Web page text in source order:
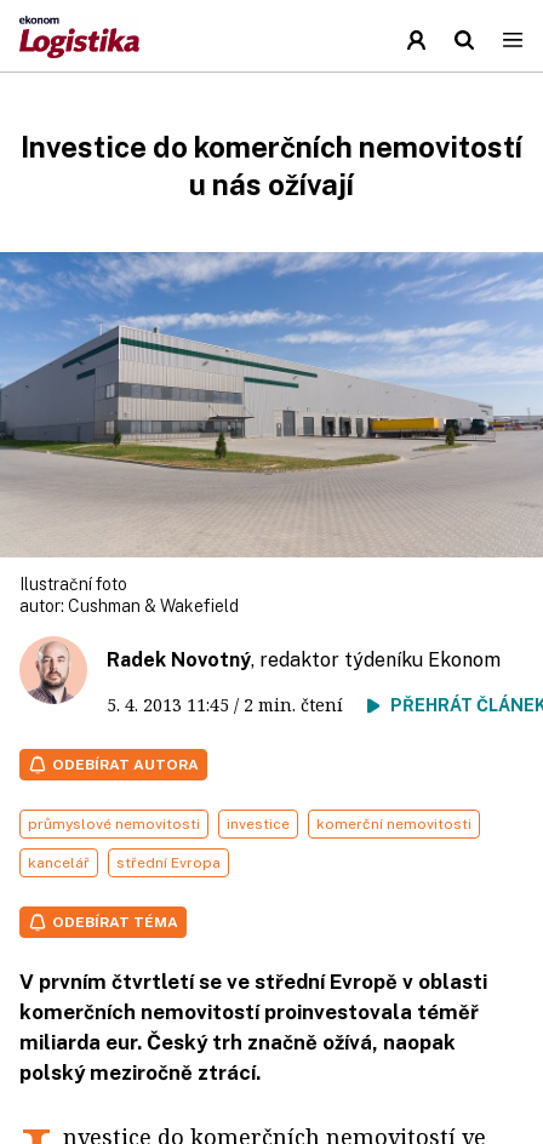
Investice do komerčních nemovitostí
u nás ožívají
Ilustrační foto
autor: Cushman & Wakefield
Radek Novotný, redaktor týdeníku Ekonom
5. 4. 2013 11:45 / 2 min. čtení PŘEHRÁT
ODEBÍRAT AUTORA
průmyslové nemovitosti investice komerční nemovitosti
kancelář střední Evropa
ODEBÍRAT TÉMA
V prvním čtvrtletí se ve střední Evropě v oblasti
komerčních nemovitostí proinvestovala téměř
miliarda eur. Český trh značně ožívá, naopak
polský meziročně ztrácí.
nvestice do komerčních nemovitostí ve